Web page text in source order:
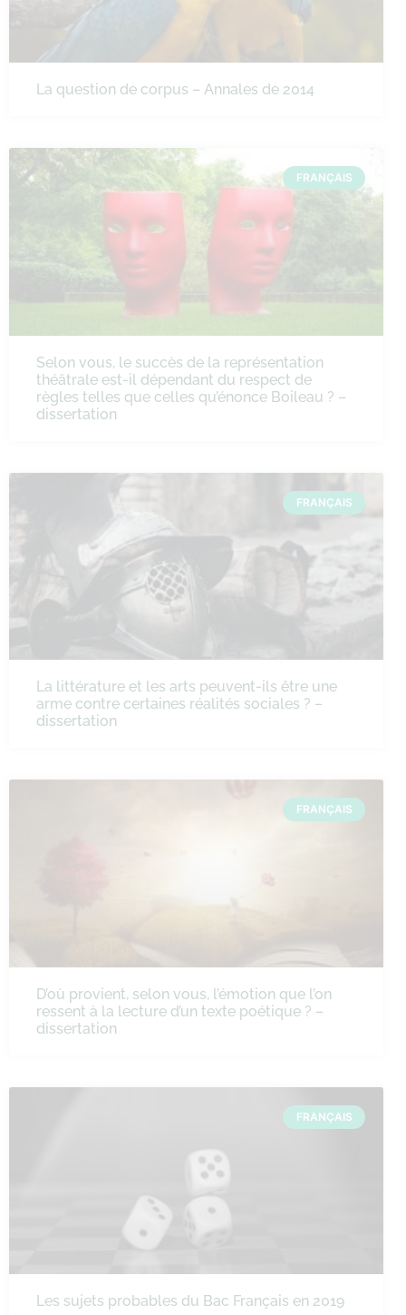
La question de corpus – Annales de 2014
FRANÇAIS
Selon vous, le succès de la représentation
théâtrale est-il dépendant du respect de
règles telles que celles qu’énonce Boileau ? –
dissertation
FRANÇAIS
La littérature et les arts peuvent-ils être une
arme contre certaines réalités sociales ? –
dissertation
FRANÇAIS
D’où provient, selon vous, l’émotion que l’on
ressent à la lecture d’un texte poétique ? –
dissertation
FRANÇAIS
Les sujets probables du Bac Français en 2019